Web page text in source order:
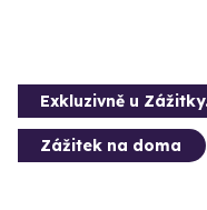
Exkluzivně u
Zážitek na doma